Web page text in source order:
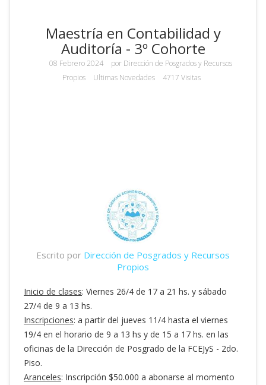
Maestría en Contabilidad y
Auditoría - 3º Cohorte
08 Febrero 2024 por Dirección de Posgrados y Recursos
Propios
Ultimas Novedades 4717 Visitas
Escrito por Dirección de Posgrados y Recursos
Propios
Inicio de clases: Viernes 26/4 de 17 a 21 hs. y sábado
27/4 de 9 a 13 hs.
Inscripciones: a partir del jueves 11/4 hasta el viernes
19/4 en el horario de 9 a 13 hs y de 15 a 17 hs. en las
oficinas de la Dirección de Posgrado de la FCEJyS - 2do.
Piso.
Aranceles: Inscripción $50.000 a abonarse al momento